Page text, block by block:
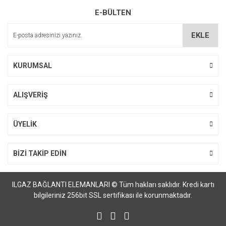
Ürün açıklamasında eksik bilgiler bulunuyor.
E-BÜLTEN
EKLE
KURUMSAL
ALIŞVERİŞ
ÜYELİK
BİZİ TAKİP EDİN
ILGAZ BAĞLANTI ELEMANLARI © Tüm hakları saklıdır. Kredi kartı
bilgileriniz 256bit SSL sertifikası ile korunmaktadır.